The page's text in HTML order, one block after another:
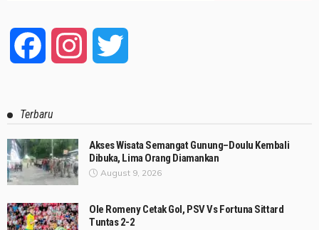
Facebook Instagram
Terbaru
Akses Wisata Semangat Gunung–Doulu Kembali
Dibuka, Lima Orang Diamankan
August 9, 2026
Ole Romeny Cetak Gol, PSV Vs Fortuna Sittard
Tuntas 2-2